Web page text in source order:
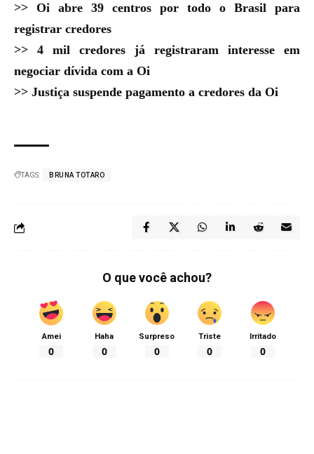
>> Oi abre 39 centros por todo o Brasil para
registrar credores
>> 4 mil credores já registraram interesse em
negociar dívida com a Oi
>> Justiça suspende pagamento a credores da Oi
TAGS: BRUNA TOTARO
O que você achou?
Amei
0
Haha
0
Surpreso
0
Triste
0
Irritado
0